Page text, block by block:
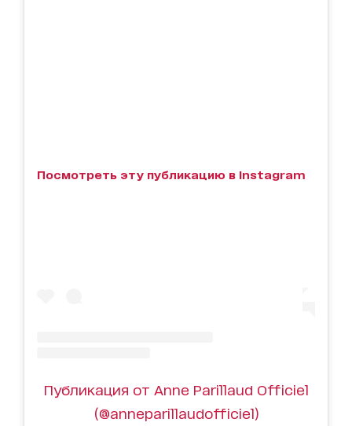
Посмотреть эту публикацию в Instagram
Публикация от Anne Parillaud Officiel
(@anneparillaudofficiel)